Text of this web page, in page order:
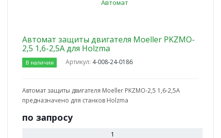
Автомат защиты двигателя Moeller PKZMO-
2,5 1,6-2,5A для Holzma
В наличии Артикул: 4-008-24-0186
Автомат защиты двигателя Moeller PKZMO-2,5 1,6-2,5A
предназначено для станков Holzma
по запросу